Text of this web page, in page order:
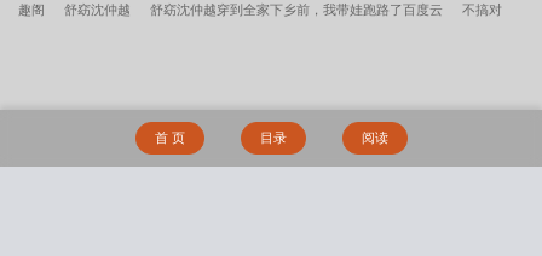
趣阁 舒窈沈仲越 舒窈沈仲越穿到全家下乡前，我带娃跑路了百度云 不搞对
高考体检：我体内查出核反应堆 舒窈沈仲越小说笔趣阁
首 页 目录 阅读